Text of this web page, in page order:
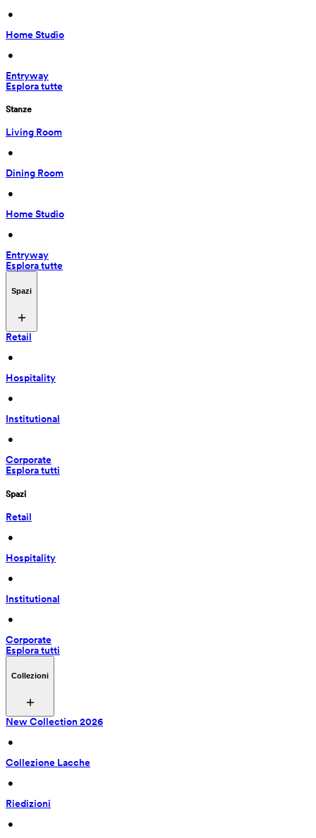
•
Home Studio
•
Entryway
Esplora tutte
Stanze
Living Room
•
Dining Room
•
Home Studio
•
Entryway
Esplora tutte
Spazi
Retail
•
Hospitality
•
Institutional
•
Corporate
Esplora tutti
Spazi
Retail
•
Hospitality
•
Institutional
•
Corporate
Esplora tutti
Collezioni
New Collection 2026
•
Collezione Lacche
•
Riedizioni
•